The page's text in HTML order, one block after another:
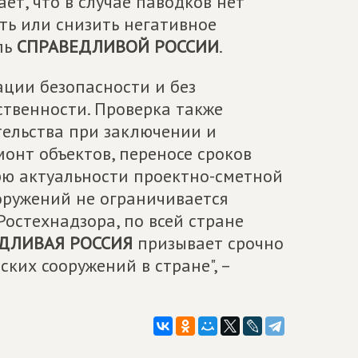
или снизить негативное
СПРАВЕДЛИВОЙ РОССИИ.
безопасности и без
Проверка также
при заключении и
объектов, переносе сроков
актуальности проектно-сметной
не ограничивается
по всей стране
РОССИЯ призывает срочно
сооружений в стране", –